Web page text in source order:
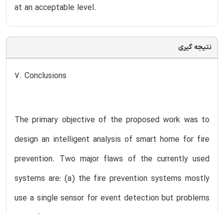
at an acceptable level.
نتیجه گیری
7. Conclusions
The primary objective of the proposed work was to
design an intelligent analysis of smart home for fire
prevention. Two major flaws of the currently used
systems are: (a) the fire prevention systems mostly
use a single sensor for event detection but problems